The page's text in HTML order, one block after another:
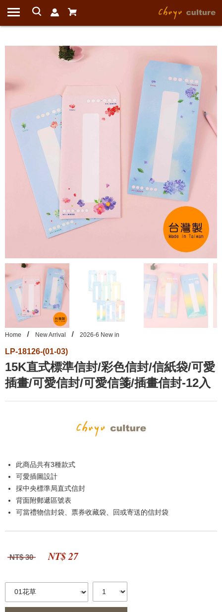
Home New Arrival 2026-6 New in
LP-18126-(01-03)
15K直式標準信封/彩色信封/信紙袋/可愛
插畫/可愛信封/可愛信箋/插畫信封-12入
此商品共有3種款式
可愛插圖設計
採中央標準局直式信封
背面附郵遞區號表
可當禮物信封袋、票券收藏袋、回或寄送的信封袋
NT$ 30 NT$ 27